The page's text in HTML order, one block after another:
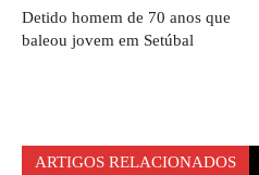
Detido homem de 70 anos que
baleou jovem em Setúbal
ARTIGOS RELACIONADOS